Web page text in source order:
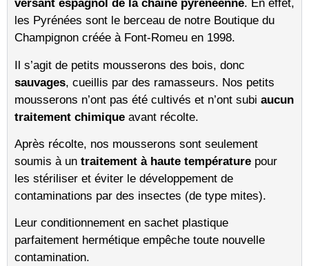
versant espagnol de la chaîne pyrénéenne. En effet,
les Pyrénées sont le berceau de notre Boutique du
Champignon créée à Font-Romeu en 1998.
Il s’agit de petits mousserons des bois, donc
sauvages, cueillis par des ramasseurs. Nos petits
mousserons n’ont pas été cultivés et n’ont subi aucun
traitement chimique avant récolte.
Après récolte, nos mousserons sont seulement
soumis à un traitement à haute température pour
les stériliser et éviter le développement de
contaminations par des insectes (de type mites).
Leur conditionnement en sachet plastique
parfaitement hermétique empêche toute nouvelle
contamination.